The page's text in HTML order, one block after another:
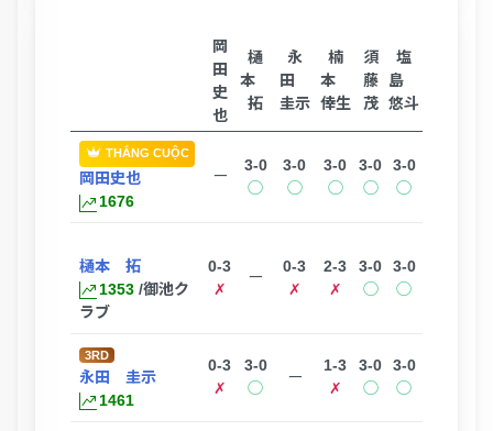
岡
田
史
也
樋
本
拓
永
田
圭示
楠
本
倖生
須
藤
茂
塩
島
悠斗
THẮNG CUỘC
岡田史也
1676
ー
3-0
◯
3-0
◯
3-0
◯
3-0
◯
3-0
◯
樋本 拓
1353 /御池ク
ラブ
0-3
✗
ー
0-3
✗
2-3
✗
3-0
◯
3-0
◯
3RD
永田 圭示
1461
0-3
✗
3-0
◯
ー
1-3
✗
3-0
◯
3-0
◯